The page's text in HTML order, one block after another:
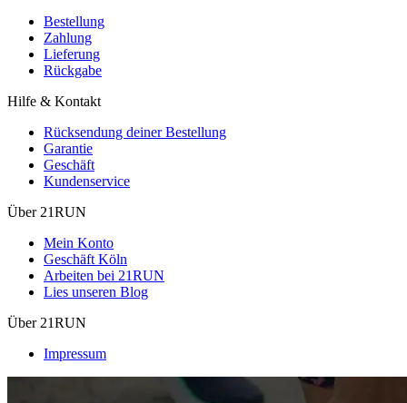
Bestellung
Zahlung
Lieferung
Rückgabe
Hilfe & Kontakt
Rücksendung deiner Bestellung
Garantie
Geschäft
Kundenservice
Über 21RUN
Mein Konto
Geschäft Köln
Arbeiten bei 21RUN
Lies unseren Blog
Über 21RUN
Impressum